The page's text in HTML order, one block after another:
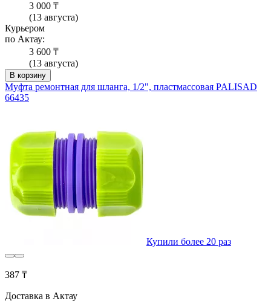
3 000 ₸
(13 августа)
Курьером
по Актау:
3 600 ₸
(13 августа)
В корзину
Муфта ремонтная для шланга, 1/2", пластмассовая PALISAD
66435
Купили более 20 раз
387 ₸
Доставка в Актау